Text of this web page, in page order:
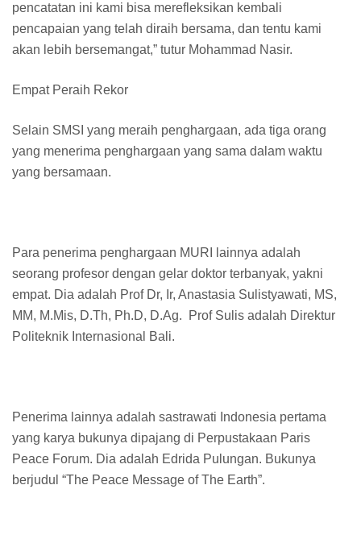
pencatatan ini kami bisa merefleksikan kembali
pencapaian yang telah diraih bersama, dan tentu kami
akan lebih bersemangat,” tutur Mohammad Nasir.
Empat Peraih Rekor
Selain SMSI yang meraih penghargaan, ada tiga orang
yang menerima penghargaan yang sama dalam waktu
yang bersamaan.
Para penerima penghargaan MURI lainnya adalah
seorang profesor dengan gelar doktor terbanyak, yakni
empat. Dia adalah Prof Dr, Ir, Anastasia Sulistyawati, MS,
MM, M.Mis, D.Th, Ph.D, D.Ag. Prof Sulis adalah Direktur
Politeknik Internasional Bali.
Penerima lainnya adalah sastrawati Indonesia pertama
yang karya bukunya dipajang di Perpustakaan Paris
Peace Forum. Dia adalah Edrida Pulungan. Bukunya
berjudul “The Peace Message of The Earth”.